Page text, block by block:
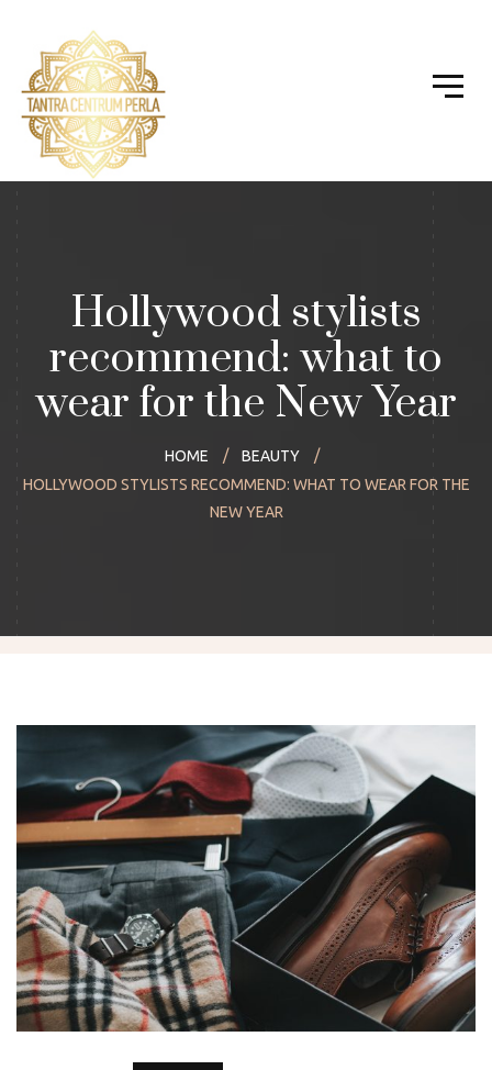
Hollywood stylists
recommend: what to
wear for the New Year
HOME
BEAUTY
HOLLYWOOD STYLISTS RECOMMEND: WHAT TO WEAR FOR THE
NEW YEAR